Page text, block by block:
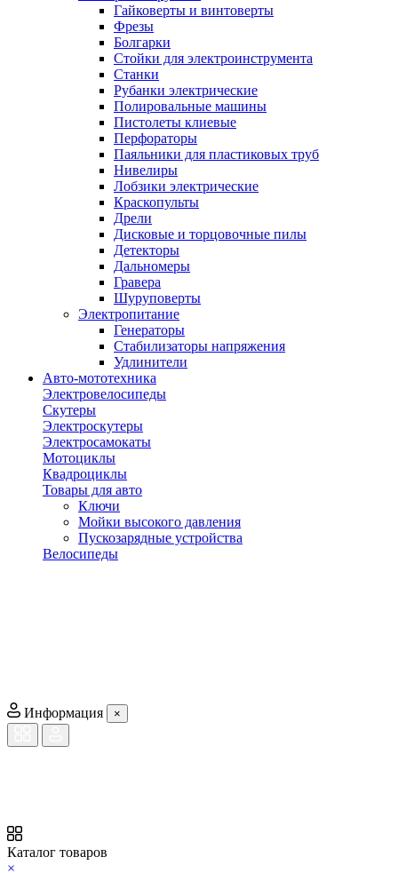
Гайковерты и винтоверты
Фрезы
Болгарки
Стойки для электроинструмента
Станки
Рубанки электрические
Полировальные машины
Пистолеты клиевые
Перфораторы
Паяльники для пластиковых труб
Нивелиры
Лобзики электрические
Краскопульты
Дрели
Дисковые и торцовочные пилы
Детекторы
Дальномеры
Гравера
Шуруповерты
Электропитание
Генераторы
Стабилизаторы напряжения
Удлинители
Авто-мототехника
Электровелосипеды
Скутеры
Электроскутеры
Электросамокаты
Мотоциклы
Квадроциклы
Товары для авто
Ключи
Мойки высокого давления
Пускозарядные устройства
Велосипеды
Информация ×
Каталог товаров
×